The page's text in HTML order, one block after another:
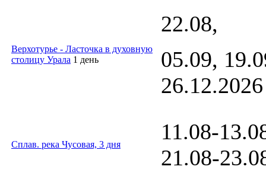
Верхотурье - Ласточка в духовную
столицу Урала 1 день
22.08,
05.09,
26.12.2026
Сплав. река Чусовая, 3 дня
11.08-
21.08-